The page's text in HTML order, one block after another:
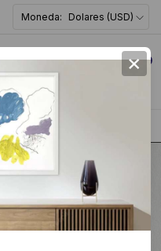
Moneda: Dolares (USD)
0
>
×